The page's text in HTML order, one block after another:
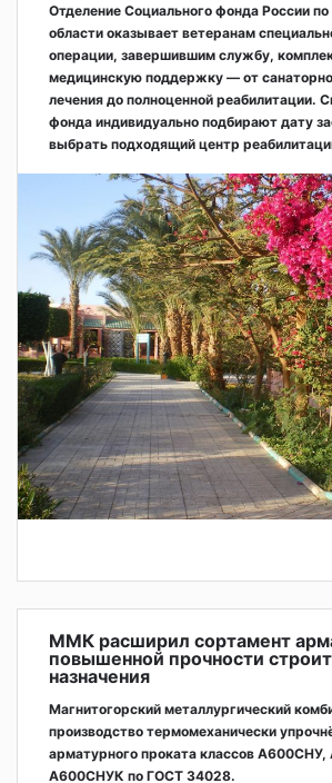
Отделение Социального фонда России
области оказывает ветеранам
операции, завершившим службу,
медицинскую поддержку — от
лечения до полноценной реабилитации.
фонда индивидуально подбирают дату
выбрать подходящий центр
ММК расширил сортамент
повышенной прочности
назначения
Магнитогорский металлургический
производство термомеханически
арматурного проката классов
А600СНУК по ГОСТ 34028.